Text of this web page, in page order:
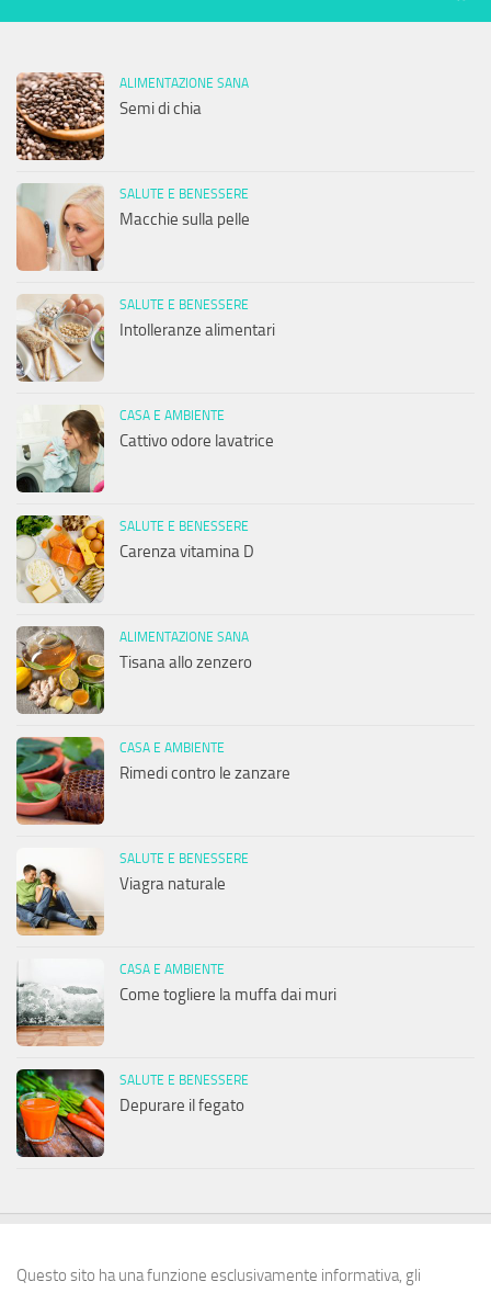
ALIMENTAZIONE SANA
Semi di chia
SALUTE E BENESSERE
Macchie sulla pelle
SALUTE E BENESSERE
Intolleranze alimentari
CASA E AMBIENTE
Cattivo odore lavatrice
SALUTE E BENESSERE
Carenza vitamina D
ALIMENTAZIONE SANA
Tisana allo zenzero
CASA E AMBIENTE
Rimedi contro le zanzare
SALUTE E BENESSERE
Viagra naturale
CASA E AMBIENTE
Come togliere la muffa dai muri
SALUTE E BENESSERE
Depurare il fegato
Questo sito ha una funzione esclusivamente informativa, gli